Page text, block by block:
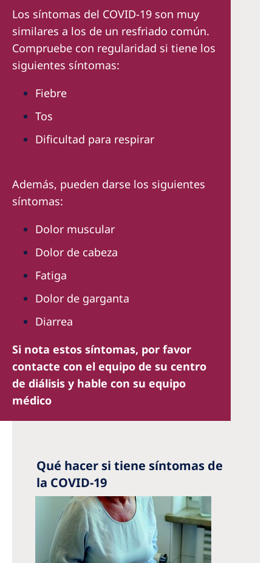
Los síntomas del COVID-19 son muy
similares a los de un resfriado común.
Compruebe con regularidad si tiene los
siguientes síntomas:
Fiebre
Tos
Dificultad para respirar
Además, pueden darse los siguientes
síntomas:
Dolor muscular
Dolor de cabeza
Fatiga
Dolor de garganta
Diarrea
Si nota estos síntomas, por favor
contacte con el equipo de su centro
de diálisis y hable con su equipo
médico
Qué hacer si tiene síntomas de
la COVID-19